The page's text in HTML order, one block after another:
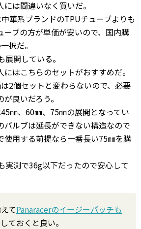
は間違いなく買いだ。
華系ブランドのTPUチューブよりも
ーブの方が単価が安いので、国内購
択だ。
展開している。
はこちらのセットがおすすめだ。
2個セットと変わらないので、必要
良いだろう。
㎜、60㎜、75㎜の展開となってい
バルブは延長ができない構造なので
使用する前提なら一番長い75㎜を購
実測で36g以下だったので安心して
てPanaracerのイージーパッチも
ておくと良い。